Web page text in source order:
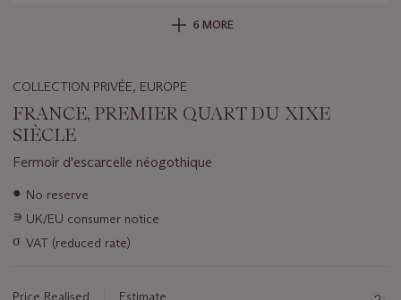
6 MORE
COLLECTION PRIVÉE, EUROPE
FRANCE, PREMIER QUART DU XIXE
SIÈCLE
Fermoir d'escarcelle néogothique
Important
about
this
● No reserve
∍ UK/EU consumer notice
σ VAT (reduced rate)
Price Realised Estimate